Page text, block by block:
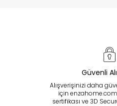
Güvenli
Alışverişinizi daha
için
sertifikası ve 3D